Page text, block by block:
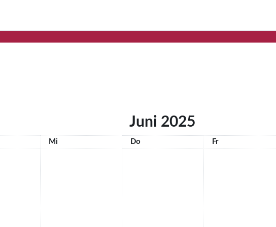
Juni 2025
Mittwoch
Mi Donnerstag
Do Freitag
Fr